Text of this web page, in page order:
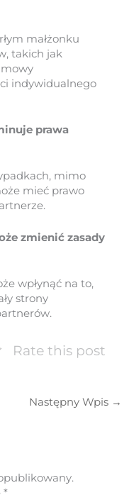
małżonku
takich jak
indywidualnego
prawa
mimo
mieć prawo
zmienić zasady
wpłynąć na to,
strony
Rate this post
Następny Wpis →